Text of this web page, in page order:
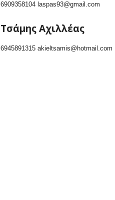
6909358104 laspas93@gmail.com
Τσάμης Αχιλλέας
6945891315 akieltsamis@hotmail.com